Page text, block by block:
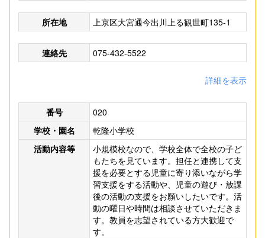
所在地 上京区大宮通今出川上る観世町135-1
連絡先 075-432-5522
詳細を表示
番号
020
学校・園名
乾隆小学校
活動内容等
小規模校なので、学校全体で全校の子ど
もたちを見ています。担任と連携して支
援を必要とする児童に寄り添いながら学
習支援をする活動や、児童の遊び・放課
後の活動の支援をお願いしたいです。活
動の曜日や時間は相談させていただきま
す。教員を志望されている方大歓迎で
す。